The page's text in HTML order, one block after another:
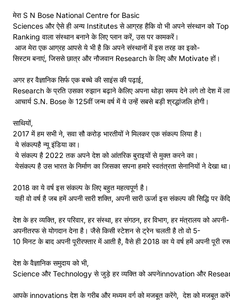
मेरा S N Bose National Centre for Basic
Sciences और ऐसे ही अन्य Institutes से आग्रह हैकि वो भी अपने संस्थान को Top
Ranking वाला संस्थान बनाने के लिए प्लान करें, उस पर कामकरें।
आज मेरा एक आग्रह आपसे ये भी है कि अपने संस्थानों में इस तरह का इको-
सिस्टम बनाएं, जिससे छात्र और नौजवान Research के लिए और Motivate हों।
अगर हर वैज्ञानिक सिर्फ एक बच्चे की साइंस की पढ़ाई,
Research के प्रति उसका रुझान बढ़ाने केलिए अपना थोड़ा समय देने लगे तो देश में
आचार्य S.N. Bose के 125वीं जन्म वर्ष में ये उन्हें सबसे बड़ी श्रद्धांजलि होगी।
साथियों,
2017 में हम सभी ने, सवा सौ करोड़ भारतीयों ने मिलकर एक संकल्प लिया है।
ये संकल्पहै न्यू इंडिया का।
ये संकल्प है 2022 तक अपने देश को आंतरिक बुराइयों से मुक्त करने का।
येसंकल्प है उस भारत के निर्माण का जिसका सपना हमारे स्वतंत्रता सेनानियों ने देखा
2018 का ये वर्ष इस संकल्प के लिए बहुत महत्वपूर्ण है।
यही वो वर्ष है जब हमें अपनी सारी शक्ति, अपनी सारी ऊर्जा इस संकल्प की सिद्धि पर
देश के हर व्यक्ति, हर परिवार, हर संस्था, हर संगठन, हर विभाग, हर मंत्रालय को अपनी-
अपनीतरफ से योगदान देना है। जैसे किसी स्टेशन से ट्रेन चलती है तो वो 5-
10 मिनट के बाद अपनी पूरीरफ्तार में आती है, वैसे ही 2018 का ये वर्ष हमें अपनी पूरी
देश के वैज्ञानिक समुदाय को भी,
Science और Technology से जुड़े हर व्यक्ति को अपनेinnovation और Research
आपके innovations देश के गरीब और मध्यम वर्ग को मजबूत करेंगे, देश को मजबूत